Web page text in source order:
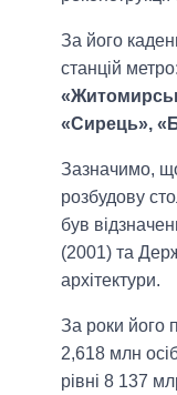
За його
станцій метро:
«Сирець»,
Зазначимо,
розбудову
був
(2001) та
архітектури.
За роки його
2,618 млн
рівні 8 137